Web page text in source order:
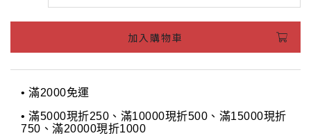
加入購物車
• 滿2000免運
• 滿5000現折250、滿10000現折500、滿15000現折
750、滿20000現折1000